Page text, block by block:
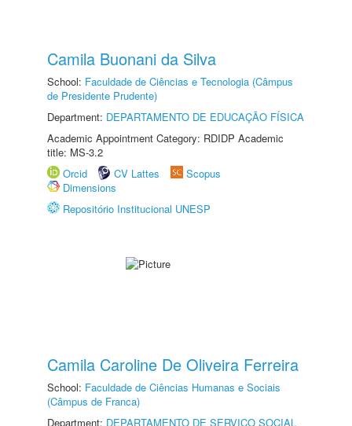
Camila Buonani da Silva
School: Faculdade de Ciências e Tecnologia (Câmpus
de Presidente Prudente)
Department: DEPARTAMENTO DE EDUCAÇÃO FÍSICA
Academic Appointment Category: RDIDP Academic
title: MS-3.2
Orcid
CV Lattes
Scopus
Dimensions
Repositório Institucional UNESP
Camila Caroline De Oliveira Ferreira
School: Faculdade de Ciências Humanas e Sociais
(Câmpus de Franca)
Department: DEPARTAMENTO DE SERVIÇO SOCIAL